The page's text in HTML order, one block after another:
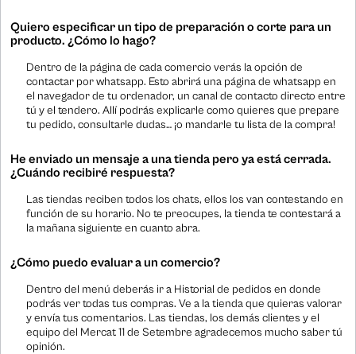
Quiero especificar un tipo de preparación o corte para un
producto. ¿Cómo lo hago?
Dentro de la página de cada comercio verás la opción de
contactar por whatsapp. Esto abrirá una página de whatsapp en
el navegador de tu ordenador, un canal de contacto directo entre
tú y el tendero. Allí podrás explicarle como quieres que prepare
tu pedido, consultarle dudas… ¡o mandarle tu lista de la compra!
He enviado un mensaje a una tienda pero ya está cerrada.
¿Cuándo recibiré respuesta?
Las tiendas reciben todos los chats, ellos los van contestando en
función de su horario. No te preocupes, la tienda te contestará a
la mañana siguiente en cuanto abra.
¿Cómo puedo evaluar a un comercio?
Dentro del menú deberás ir a Historial de pedidos en donde
podrás ver todas tus compras. Ve a la tienda que quieras valorar
y envía tus comentarios. Las tiendas, los demás clientes y el
equipo del Mercat 11 de Setembre agradecemos mucho saber tú
opinión.